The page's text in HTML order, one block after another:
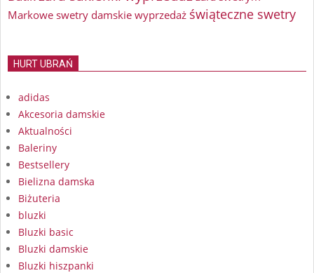
Markowe swetry damskie wyprzedaż świąteczne swetry
HURT UBRAŃ
adidas
Akcesoria damskie
Aktualności
Baleriny
Bestsellery
Bielizna damska
Biżuteria
bluzki
Bluzki basic
Bluzki damskie
Bluzki hiszpanki